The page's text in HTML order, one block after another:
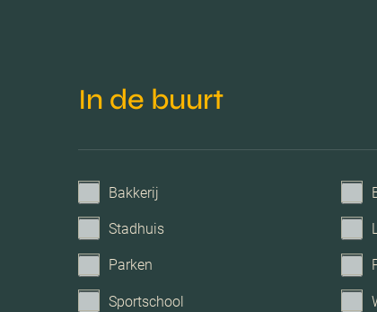
Voorzieningen
Parkeerfaciliteiten
Garage
In de buurt
Bakkerij
Stadhuis
Parken
Sportschool